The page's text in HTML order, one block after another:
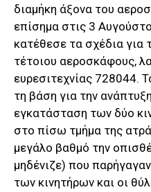
διαμήκη άξονα του
επίσημα στις 3
κατέθεσε τα σχέδια για
τέτοιου αεροσκάφους,
ευρεσιτεχνίας 728044.
τη βάση για την
εγκατάσταση των δύο
στο πίσω τμήμα της
μεγάλο βαθμό την
μηδένιζε) που
των κινητήρων και οι